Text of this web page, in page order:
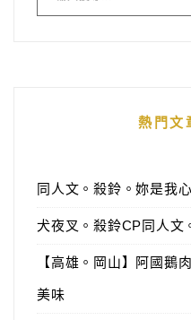
熱門文
同人文。殺鈴。妳是我
犬夜叉。殺鈴CP同人文
【高雄。岡山】阿國鵝
美味